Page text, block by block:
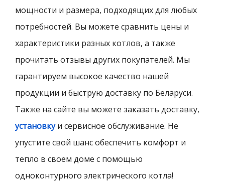
мощности и размера, подходящих для любых
потребностей. Вы можете сравнить цены и
характеристики разных котлов, а также
прочитать отзывы других покупателей. Мы
гарантируем высокое качество нашей
продукции и быструю доставку по Беларуси.
Также на сайте вы можете заказать доставку,
установкуи сервисное обслуживание. Не
упустите свой шанс обеспечить комфорт и
тепло в своем доме с помощью
одноконтурного электрического котла!